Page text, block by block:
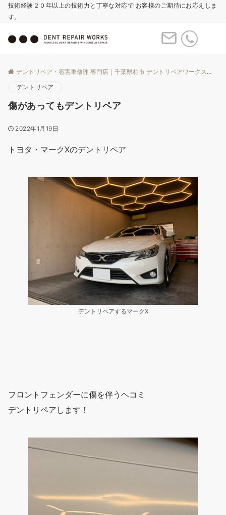
技術経験２０年以上の技術力と丁寧な対応で お客様のご期待にお応えしま
す。
デントリペア・雹害車修理 専門店｜千葉県柏市 デントリペアワークス
デントリペア
傷があってもデントリペア
2022年1月19日
トヨタ・マークXのデントリペア
デントリペアするマークX
フロントフェンダーに傷を伴うヘコミ
デントリペアします！